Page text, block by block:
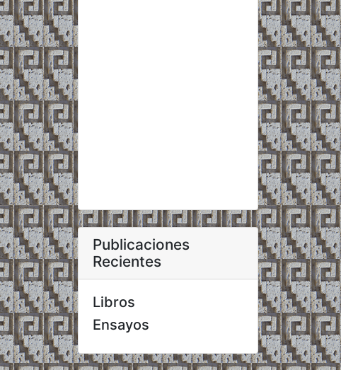
Publicaciones
Recientes
Libros
Ensayos